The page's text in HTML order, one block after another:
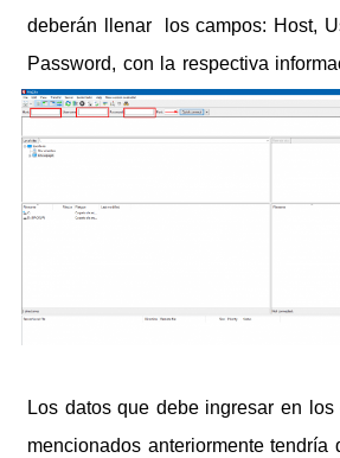
deberán llenar los campos: Host,
Password, con la respectiva
Los datos que debe ingresar en los
mencionados anteriormente tendría